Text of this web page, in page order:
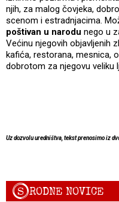
njih, za malog čovjeka,
scenom i estradnjacima.
poštivan u narodu nego u
Većinu njegovih objavljenih
kafića, restorana, mesnica,
dobrotom za njegovu veliku
Uz dozvolu uredništva, tekst prenosimo iz
SRODNE NOVICE